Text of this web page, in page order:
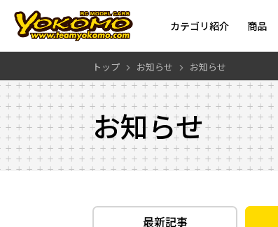
カテゴリ紹介 商品
トップ お知らせ お知らせ
お知らせ
最新記事